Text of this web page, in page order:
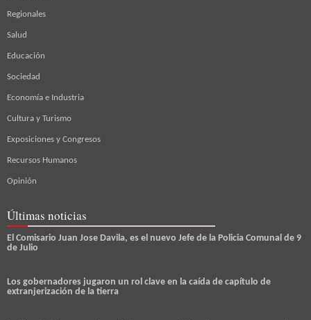
Regionales
Salud
Educación
Sociedad
Economía e Industria
Cultura y Turismo
Exposiciones y Congresos
Recursos Humanos
Opinión
Últimas noticias
El Comisario Juan Jose Davila, es el nuevo Jefe de la Policia Comunal de 9
de Julio
Los gobernadores jugaron un rol clave en la caída de capítulo de
extranjerización de la tierra